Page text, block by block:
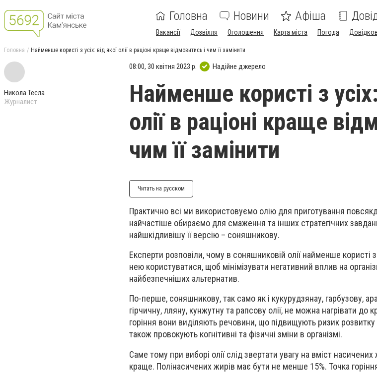
Головна Новини Афіша
Вакансії Дозвілля Оголошення Карта міста Погода
Головна Найменше користі з усіх: від якої олії в раціоні краще відмовитись і чим її замінити
Никола Тесла
Журналист
08:00, 30 квітня 2023 р. Надійне джерело
Найменше користі з
олії в раціоні краще
чим її замінити
Читать на русском
Практично всі ми використовуємо олію для приготування
найчастіше обираємо для смаження та інших стратегічних
найшкідливішу її версію – соняшникову.
Експерти розповіли, чому в соняшниковій олії найменше користі
нею користуватися, щоб мінімізувати негативний вплив на
найбезпечніших альтернатив.
По-перше, соняшникову, так само як і кукурудзянау, гарбузову,
гірчичну, лляну, кунжутну та рапсову олії, не можна нагрівати до
горіння вони виділяють речовини, що підвищують ризик
також провокують когнітивні та фізичні зміни в організмі.
Саме тому при виборі олії слід звертати увагу на вміст
краще. Полінасичених жирів має бути не менше 15%. Точка